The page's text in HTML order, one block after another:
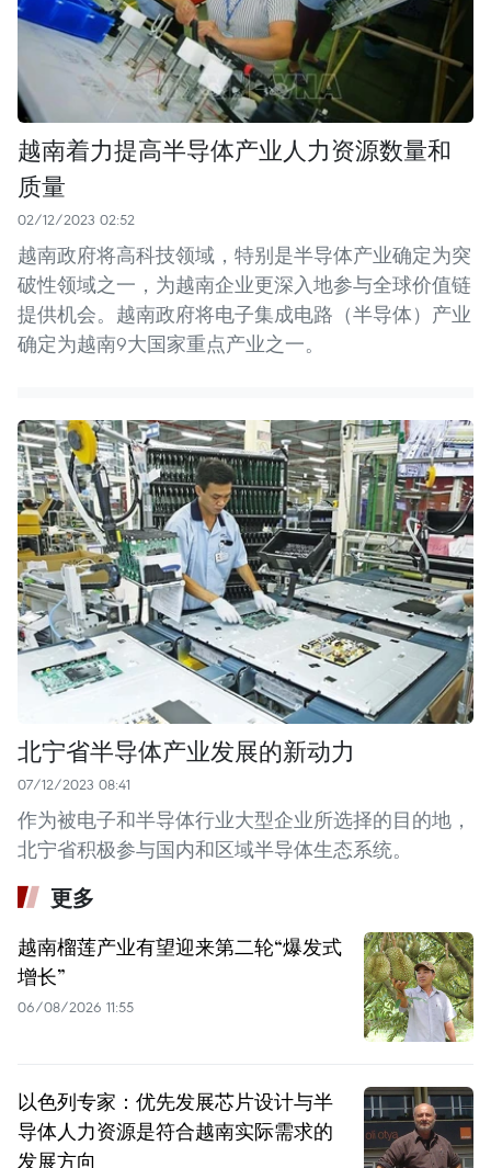
越南着力提高半导体产业人力资源数量和
质量
02/12/2023 02:52
越南政府将高科技领域，特别是半导体产业确定为突
破性领域之一，为越南企业更深入地参与全球价值链
提供机会。越南政府将电子集成电路（半导体）产业
确定为越南9大国家重点产业之一。
北宁省半导体产业发展的新动力
07/12/2023 08:41
作为被电子和半导体行业大型企业所选择的目的地，
北宁省积极参与国内和区域半导体生态系统。
更多
越南榴莲产业有望迎来第二轮“爆发式
增长”
06/08/2026 11:55
以色列专家：优先发展芯片设计与半
导体人力资源是符合越南实际需求的
发展方向